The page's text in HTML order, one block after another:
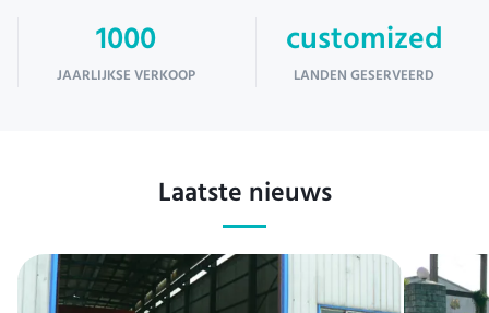
1000
JAARLIJKSE VERKOOP
customized
LANDEN GESERVEERD
Laatste nieuws